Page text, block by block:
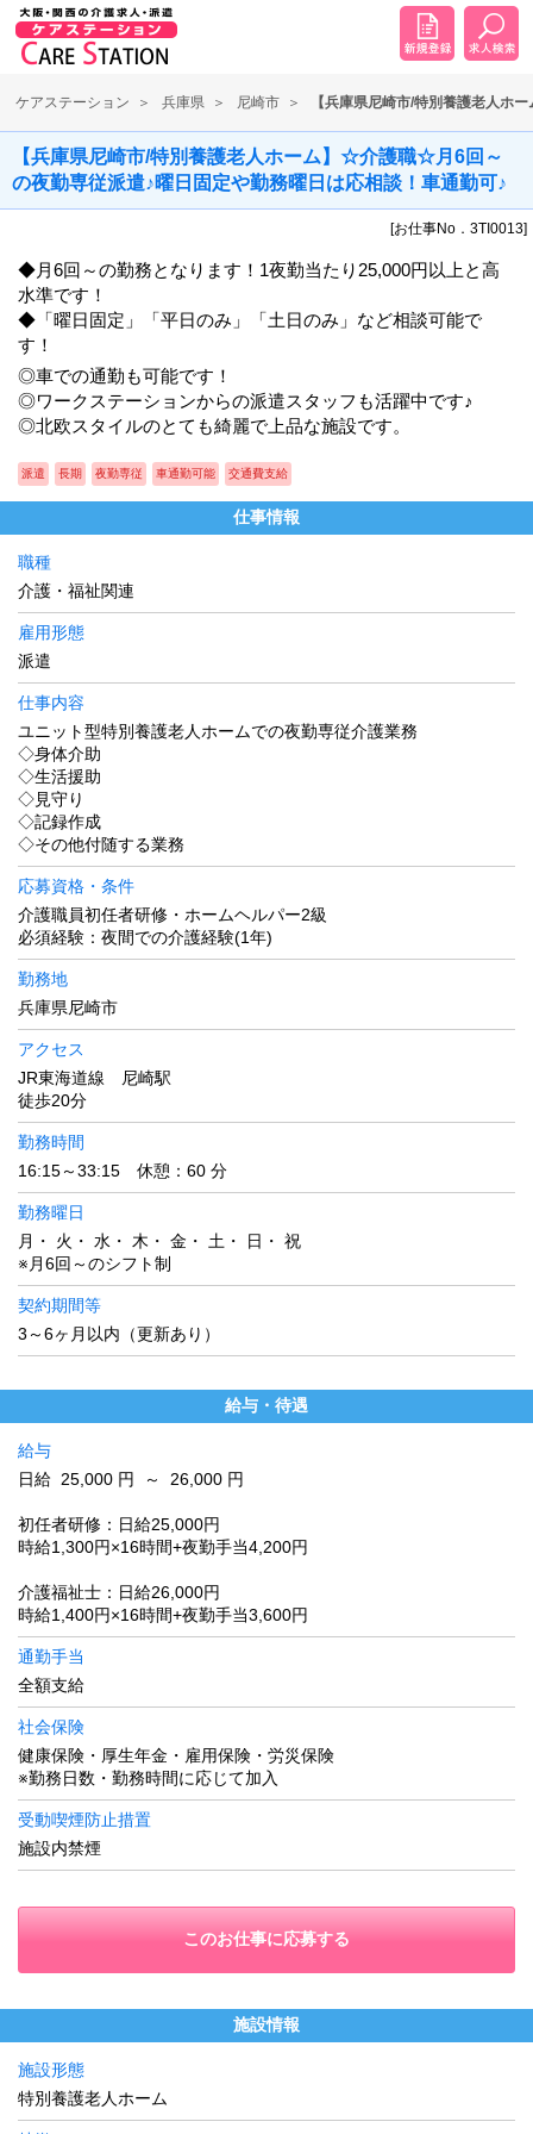
ケアステーション 兵庫県 尼崎市 【兵庫県尼崎市/特別養護老人ホ
【兵庫県尼崎市/特別養護老人ホーム】☆介護職☆月6回～
の夜勤専従派遣♪曜日固定や勤務曜日は応相談！車通勤可♪
[お仕事No．3TI0013]
◆月6回～の勤務となります！1夜勤当たり25,000円以上と高
水準です！
◆「曜日固定」「平日のみ」「土日のみ」など相談可能で
す！
◎車での通勤も可能です！
◎ワークステーションからの派遣スタッフも活躍中です♪
◎北欧スタイルのとても綺麗で上品な施設です。
派遣 長期 夜勤専従 車通勤可能 交通費支給
仕事情報
職種
介護・福祉関連
雇用形態
派遣
仕事内容
ユニット型特別養護老人ホームでの夜勤専従介護業務
◇身体介助
◇生活援助
◇見守り
◇記録作成
◇その他付随する業務
応募資格・条件
介護職員初任者研修・ホームヘルパー2級
必須経験：夜間での介護経験(1年)
勤務地
兵庫県尼崎市
アクセス
JR東海道線 尼崎駅
徒歩20分
勤務時間
16:15～33:15 休憩：60 分
勤務曜日
月・ 火・ 水・ 木・ 金・ 土・ 日・ 祝
※月6回～のシフト制
契約期間等
3～6ヶ月以内（更新あり）
給与・待遇
給与
日給 25,000 円 ～ 26,000 円
初任者研修：日給25,000円
時給1,300円×16時間+夜勤手当4,200円
介護福祉士：日給26,000円
時給1,400円×16時間+夜勤手当3,600円
通勤手当
全額支給
社会保険
健康保険・厚生年金・雇用保険・労災保険
※勤務日数・勤務時間に応じて加入
受動喫煙防止措置
施設内禁煙
このお仕事に応募する
施設情報
施設形態
特別養護老人ホーム